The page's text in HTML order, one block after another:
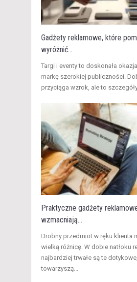
Gadżety reklamowe, które
wyróżnić...
Targi i eventy to doskonała
markę szerokiej publiczności.
przyciąga wzrok, ale to szczegóły
Praktyczne gadżety
wzmacniają...
Drobny przedmiot w ręku klienta
wielką różnicę. W dobie natłoku
najbardziej trwałe są te
towarzyszą...